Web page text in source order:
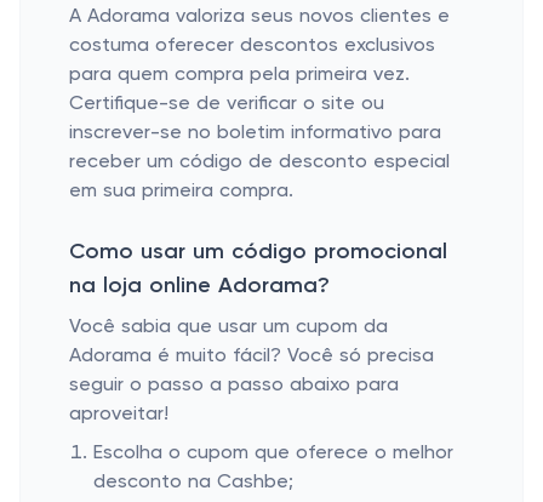
A Adorama valoriza seus novos clientes e
costuma oferecer descontos exclusivos
para quem compra pela primeira vez.
Certifique-se de verificar o site ou
inscrever-se no boletim informativo para
receber um código de desconto especial
em sua primeira compra.
Como usar um código promocional
na loja online Adorama?
Você sabia que usar um cupom da
Adorama é muito fácil? Você só precisa
seguir o passo a passo abaixo para
aproveitar!
Escolha o cupom que oferece o melhor
desconto na Cashbe;